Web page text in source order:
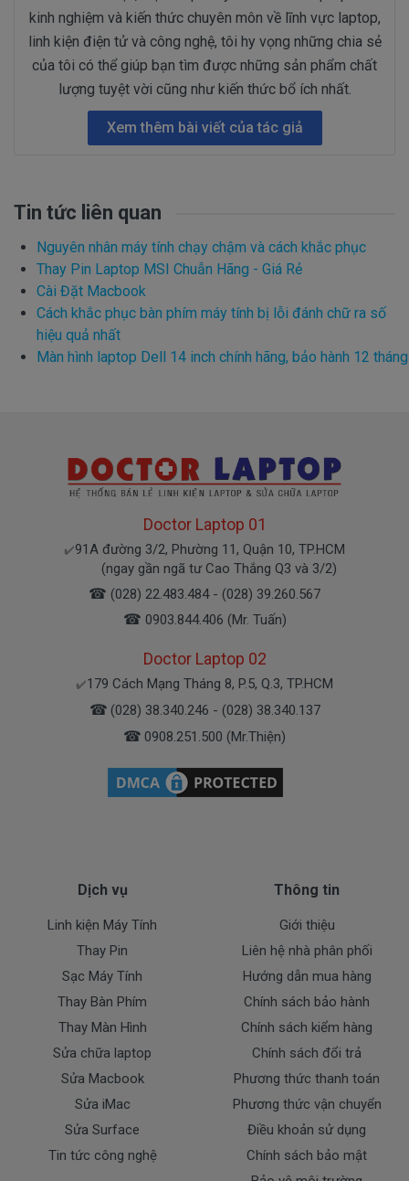
kinh nghiệm và kiến thức chuyên môn về lĩnh vực laptop,
linh kiện điện tử và công nghệ, tôi hy vọng những chia sẻ
của tôi có thể giúp bạn tìm được những sản phẩm chất
lượng tuyệt vời cũng như kiến thức bổ ích nhất.
Xem thêm bài viết của tác giả
Tin tức liên quan
Nguyên nhân máy tính chạy chậm và cách khắc phục
Thay Pin Laptop MSI Chuẫn Hãng - Giá Rẻ
Cài Đặt Macbook
Cách khắc phục bàn phím máy tính bị lỗi đánh chữ ra số
hiệu quả nhất
Màn hình laptop Dell 14 inch chính hãng, bảo hành 12 tháng
Doctor Laptop 01
✔️91A đường 3/2, Phường 11, Quận 10, TP.HCM
(ngay gần ngã tư Cao Thắng Q3 và 3/2)
☎ (028) 22.483.484 - (028) 39.260.567
☎ 0903.844.406 (Mr. Tuấn)
Doctor Laptop 02
✔️179 Cách Mạng Tháng 8, P.5, Q.3, TP.HCM
☎ (028) 38.340.246 - (028) 38.340.137
☎ 0908.251.500 (Mr.Thiện)
Dịch vụ
Linh kiện Máy Tính
Thay Pin
Sạc Máy Tính
Thay Bàn Phím
Thay Màn Hình
Sửa chữa laptop
Sửa Macbook
Sửa iMac
Sửa Surface
Tin tức công nghệ
Thông tin
Giới thiệu
Liên hệ nhà phân phối
Hướng dẫn mua hàng
Chính sách bảo hành
Chính sách kiểm hàng
Chính sách đổi trả
Phương thức thanh toán
Phương thức vận chuyển
Điều khoản sử dụng
Chính sách bảo mật